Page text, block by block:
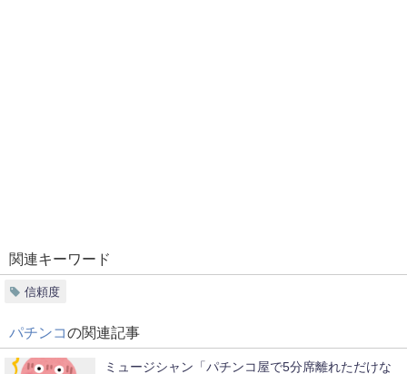
関連キーワード
信頼度
パチンコの関連記事
ミュージシャン「パチンコ屋で5分席離れただけな